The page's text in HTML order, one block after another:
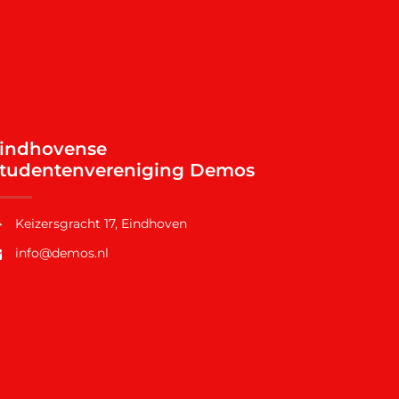
Demos
Keizersgracht 17, Eindhoven
info@demos.nl